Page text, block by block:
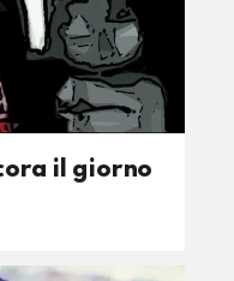
il giorno